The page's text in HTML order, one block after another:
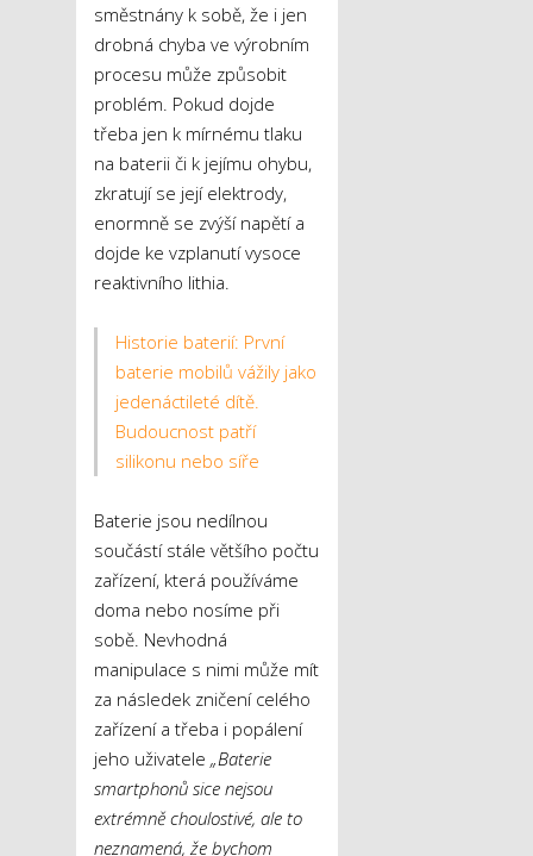
směstnány k sobě, že i jen
drobná chyba ve výrobním
procesu může způsobit
problém. Pokud dojde
třeba jen k mírnému tlaku
na baterii či k jejímu ohybu,
zkratují se její elektrody,
enormně se zvýší napětí a
dojde ke vzplanutí vysoce
reaktivního lithia.
Historie baterií: První
baterie mobilů vážily jako
jedenáctileté dítě.
Budoucnost patří
silikonu nebo síře
Baterie jsou nedílnou
součástí stále většího počtu
zařízení, která používáme
doma nebo nosíme při
sobě. Nevhodná
manipulace s nimi může mít
za následek zničení celého
zařízení a třeba i popálení
jeho uživatele „Baterie
smartphonů sice nejsou
extrémně choulostivé, ale to
neznamená, že bychom